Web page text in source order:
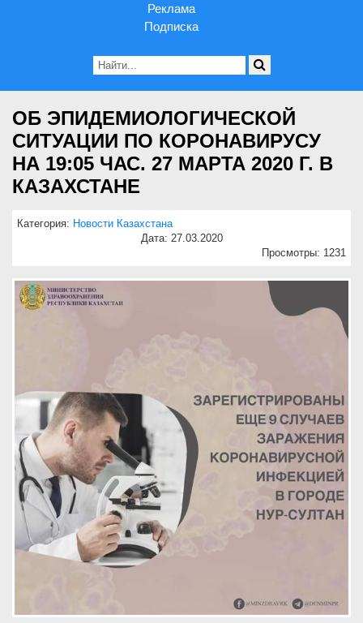
Реклама
Подписка
ОБ ЭПИДЕМИОЛОГИЧЕСКОЙ
СИТУАЦИИ ПО КОРОНАВИРУСУ
НА 19:05 ЧАС. 27 МАРТА 2020 Г. В
КАЗАХСТАНЕ
Категория: Новости Казахстана
Дата: 27.03.2020
Просмотры: 1231